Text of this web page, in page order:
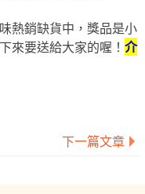
熱銷缺貨中，獎品是小
來要送給大家的喔！ 介
下一篇文章